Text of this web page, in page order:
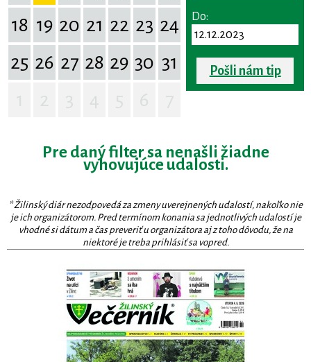
18 19 20 21 22 23 24
25 26 27 28 29 30 31
Do:
Pošli nám tip
Pre daný filter sa nenašli žiadne
vyhovujúce udalosti.
* Žilinský diár nezodpovedá za zmeny uverejnených udalostí, nakoľko nie
je ich organizátorom. Pred termínom konania sa jednotlivých udalostí je
vhodné si dátum a čas preveriť u organizátora aj z toho dôvodu, že na
niektoré je treba prihlásiť sa vopred.